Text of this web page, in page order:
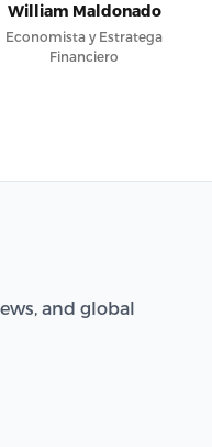
William Maldonado
Economista y Estratega
Financiero
and global